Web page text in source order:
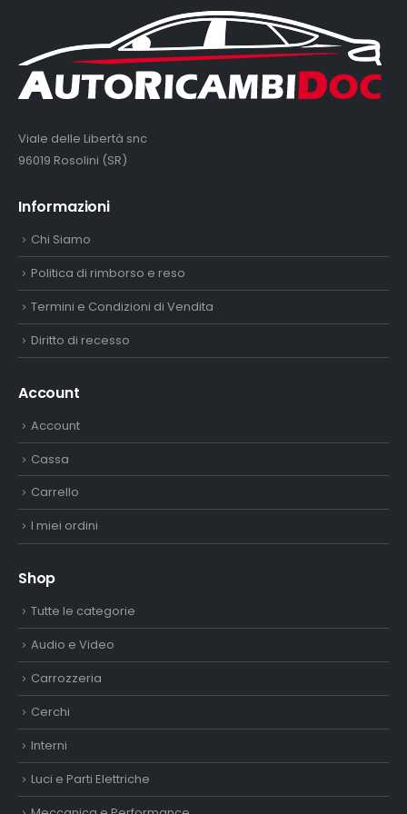
Viale delle Libertà snc
96019 Rosolini (SR)
Informazioni
Chi Siamo
Politica di rimborso e reso
Termini e Condizioni di Vendita
Diritto di recesso
Account
Account
Cassa
Carrello
I miei ordini
Shop
Tutte le categorie
Audio e Video
Carrozzeria
Cerchi
Interni
Luci e Parti Elettriche